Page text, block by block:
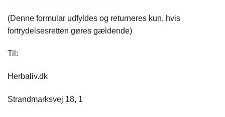
(Denne formular udfyldes og returneres kun, hvis
fortrydelsesretten gøres gældende)
Til:
Herbaliv.dk
Strandmarksvej 18, 1